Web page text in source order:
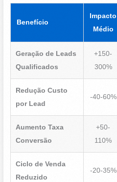
Benefício
Impacto
Médio
Geração de Leads
Qualificados
+150-
300%
Redução Custo
por Lead
-40-60%
Aumento Taxa
Conversão
+50-
110%
Ciclo de Venda
Reduzido
-20-35%